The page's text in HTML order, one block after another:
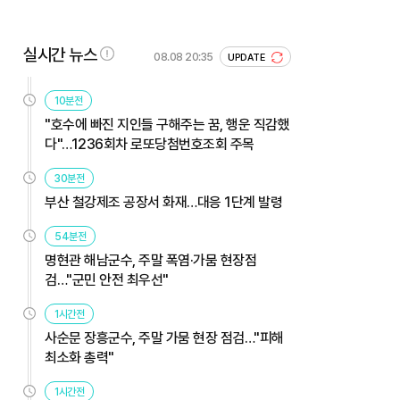
실시간 뉴스 08.08 20:35 UPDATE
10분전
"호수에 빠진 지인들 구해주는 꿈, 행운 직감했
다"…1236회차 로또당첨번호조회 주목
30분전
부산 철강제조 공장서 화재…대응 1단계 발령
54분전
명현관 해남군수, 주말 폭염·가뭄 현장점
검…"군민 안전 최우선"
1시간전
사순문 장흥군수, 주말 가뭄 현장 점검…"피해
최소화 총력"
1시간전